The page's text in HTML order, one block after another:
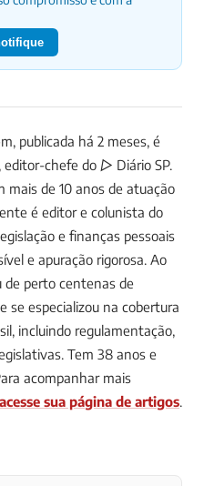
publicada há 2 meses, é
, editor-chefe do ▷ Diário SP.
mais de 10 anos de atuação
é editor e colunista do
e finanças pessoais
e apuração rigorosa. Ao
de perto centenas de
se especializou na cobertura
incluindo regulamentação,
Tem 38 anos e
acompanhar mais
acesse sua página de artigos.